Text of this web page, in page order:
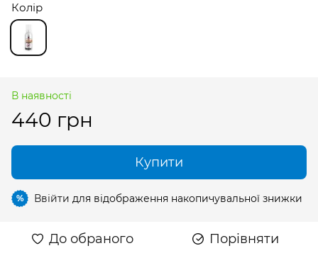
Колір
В наявності
440 грн
Купити
% Ввійти для відображення накопичувальної знижки
До обраного Порівняти